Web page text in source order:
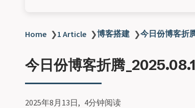
Home ❯1 Article ❯博客搭建 ❯今日份博客折
今日份博客折腾
2025年8月13日 4分钟阅读